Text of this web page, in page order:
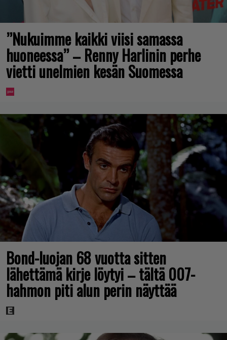
”Nukuimme kaikki viisi samassa
huoneessa” – Renny Harlinin perhe
vietti unelmien kesän Suomessa
Bond-luojan 68 vuotta sitten
lähettämä kirje löytyi – tältä 007-
hahmon piti alun perin näyttää